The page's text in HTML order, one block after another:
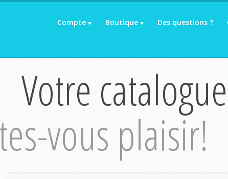
Compte Boutique Des questions ?
Votre catalogue
vous plaisir!